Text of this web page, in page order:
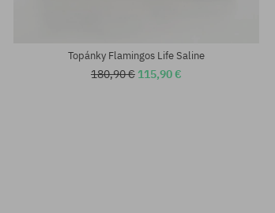
Topánky Flamingos Life Saline
180,90 € 115,90 €